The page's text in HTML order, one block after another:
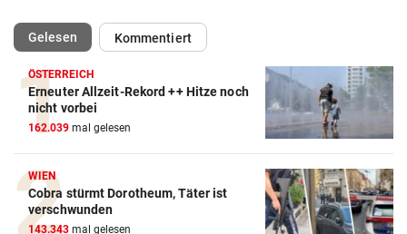
Gelesen(ausgewählt)Kommentiert
ÖSTERREICH
Erneuter Allzeit-Rekord ++ Hitze noch
nicht vorbei
162.039 mal gelesen
WIEN
Cobra stürmt Dorotheum, Täter ist
verschwunden
143.343 mal gelesen